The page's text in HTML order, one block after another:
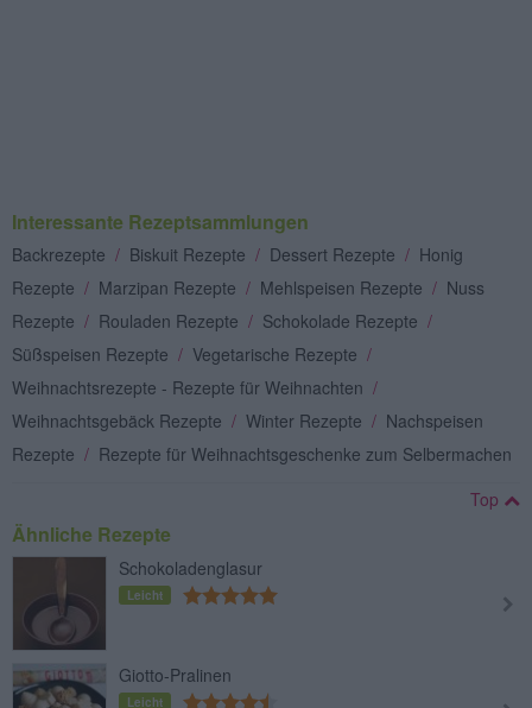
Interessante Rezeptsammlungen
Backrezepte / Biskuit Rezepte / Dessert Rezepte / Honig
Rezepte / Marzipan Rezepte / Mehlspeisen Rezepte / Nuss
Rezepte / Rouladen Rezepte / Schokolade Rezepte /
Süßspeisen Rezepte / Vegetarische Rezepte /
Weihnachtsrezepte - Rezepte für Weihnachten /
Weihnachtsgebäck Rezepte / Winter Rezepte / Nachspeisen
Rezepte / Rezepte für Weihnachtsgeschenke zum Selbermachen
Top
Ähnliche Rezepte
Schokoladenglasur
Leicht
Giotto-Pralinen
Leicht